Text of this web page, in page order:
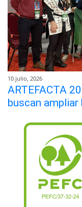
10 julio, 2026
ARTEFACTA
buscan